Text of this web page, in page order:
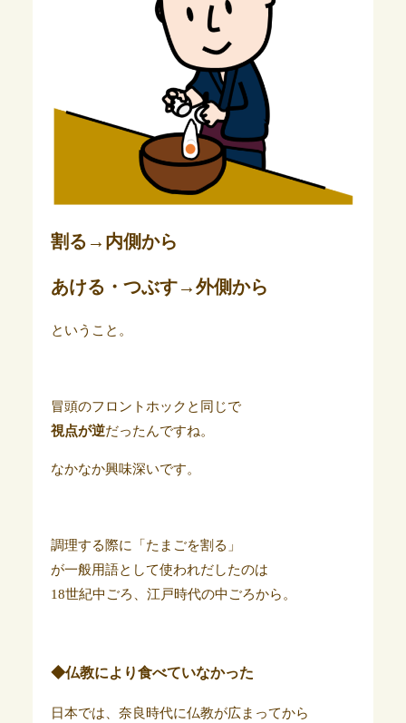
割る→内側から
あける・つぶす→外側から
ということ。
冒頭のフロントホックと同じで
視点が逆だったんですね。
なかなか興味深いです。
調理する際に「たまごを割る」
が一般用語として使われだしたのは
18世紀中ごろ、江戸時代の中ごろから。
◆仏教により食べていなかった
日本では、奈良時代に仏教が広まってから